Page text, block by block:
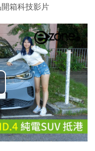
箱科技影片